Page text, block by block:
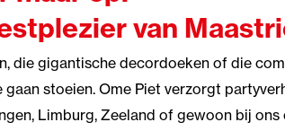
van
die gigantische decordoeken of die
stoeien. Ome Piet verzorgt
Limburg, Zeeland of gewoon bij